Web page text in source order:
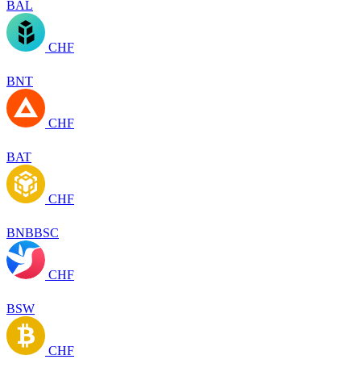
BAL
CHF
BNT
CHF
BAT
CHF
BNBBSC
CHF
BSW
CHF